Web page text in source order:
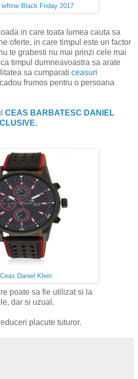
ieftine Black Friday 2017
in care toata lumea cauta sa
oferte, in care timpul este un factor
te grabesti nu mai prinzi cele mai
timpul dumneavoastra sa arate
sa cumparati ceasuri
frumos pentru o persoana
CEAS BARBATESC DANIEL
.
Ceas Daniel Klein
poate sa fie utilizat si la
dar si uzual.
placute tuturor.